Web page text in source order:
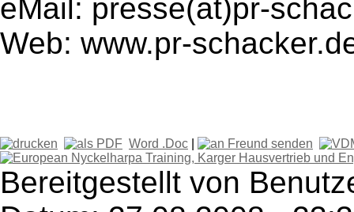
eMail: presse(at)pr-
Web: www.pr-
Word .Doc
Bereitgestellt von